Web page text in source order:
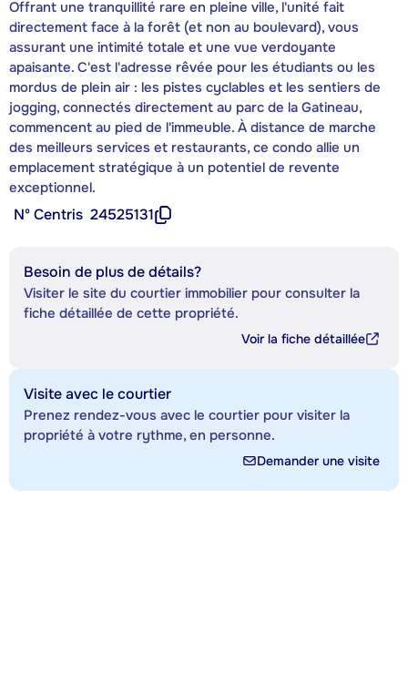
Offrant une tranquillité rare en pleine ville, l'unité fait
directement face à la forêt (et non au boulevard), vous
assurant une intimité totale et une vue verdoyante
apaisante. C'est l'adresse rêvée pour les étudiants ou les
mordus de plein air : les pistes cyclables et les sentiers de
jogging, connectés directement au parc de la Gatineau,
commencent au pied de l'immeuble. À distance de marche
des meilleurs services et restaurants, ce condo allie un
emplacement stratégique à un potentiel de revente
exceptionnel.
Nº Centris 24525131
Besoin de plus de détails?
Visiter le site du courtier immobilier pour consulter la
fiche détaillée de cette propriété.
Voir la fiche détaillée
Visite avec le courtier
Prenez rendez-vous avec le courtier pour visiter la
propriété à votre rythme, en personne.
Demander une visite